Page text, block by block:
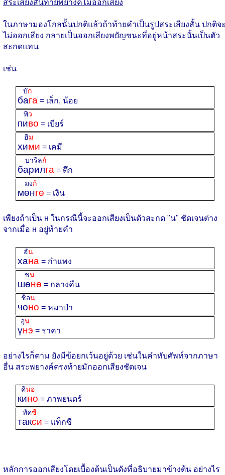
สระเสียงสั้นท้ายพยางค์ไม่ออกเสียง
ในภาษามองโกลนั้นปกติแล้วถ้าท้ายคำเป็นรูปสระเสียงสั้น ปกติจ
ไม่ออกเสียง กลายเป็นออกเสียงพยัญชนะที่อยู่หน้าสระนั้นเป็นตัว
สะกดแทน
เช่น
бага
บัก
= เล็ก, น้อย
пиво
พิว
= เบียร์
хими
ฮิม
= เคมี
барилга
บาริลก์
= ตึก
мөнгө
มงก์
= เงิน
เพียงถ้าเป็น н ในกรณีนี้จะออกเสียงเป็นตัวสะกด "น" ชัดเจนต่าง
จากเมื่อ н อยู่ท้ายคำ
хана
ฮัน
= กำแพง
шөнө
ชน
= กลางคืน
чоно
ช็อน
= หมาป่า
үнэ
อุน
= ราคา
อย่างไรก็ตาม ยังมีข้อยกเว้นอยู่ด้วย เช่นในคำทับศัพท์จากภาษา
อื่น สระพยางค์ตรงท้ายมักออกเสียงชัดเจน
кино
คินอ
= ภาพยนตร์
такси
ทัคซี
= แท็กซี
หลักการออกเสียงโดยเบื้องต้นเป็นดังที่อธิบายมาข้างต้น อย่างไร